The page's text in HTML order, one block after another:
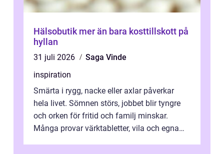
Hälsobutik mer än bara kosttillskott på
hyllan
31 juli 2026
Saga Vinde
inspiration
Smärta i rygg, nacke eller axlar påverkar
hela livet. Sömnen störs, jobbet blir tyngre
och orken för fritid och familj minskar.
Många provar värktabletter, vila och egna